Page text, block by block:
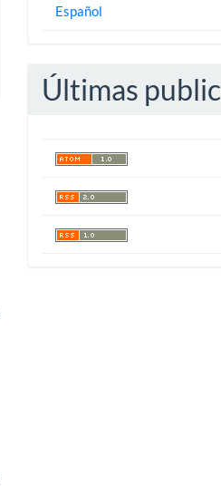
Español
Últimas